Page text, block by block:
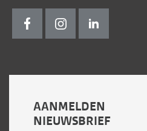
AANMELDEN
NIEUWSBRIEF